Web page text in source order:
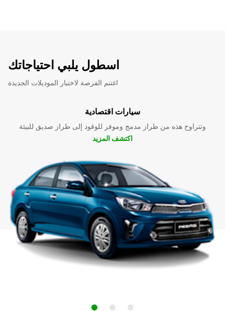
اسطول يلبي احتياجاتك
اغتنم الفرصة لاختبار الموديلات الجديدة
سيارات اقتصادية
وتتراوح هذه من طراز مدمج وموفر للوقود إلى طراز صديق للبيئة
اكتشف المزيد